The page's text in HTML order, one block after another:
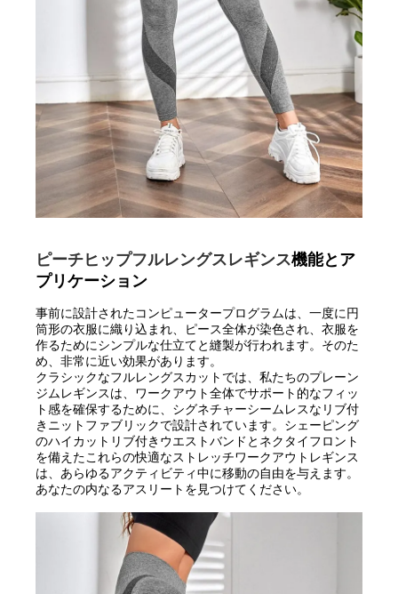
ピーチヒップフルレングスレギンス機能とア
プリケーション
事前に設計されたコンピュータープログラムは、一度に円
筒形の衣服に織り込まれ、ピース全体が染色され、衣服を
作るためにシンプルな仕立てと縫製が行われます。そのた
め、非常に近い効果があります。
クラシックなフルレングスカットでは、私たちのプレーン
ジムレギンスは、ワークアウト全体でサポート的なフィッ
ト感を確保するために、シグネチャーシームレスなリブ付
きニットファブリックで設計されています。シェーピング
のハイカットリブ付きウエストバンドとネクタイフロント
を備えたこれらの快適なストレッチワークアウトレギンス
は、あらゆるアクティビティ中に移動の自由を与えます。
あなたの内なるアスリートを見つけてください。